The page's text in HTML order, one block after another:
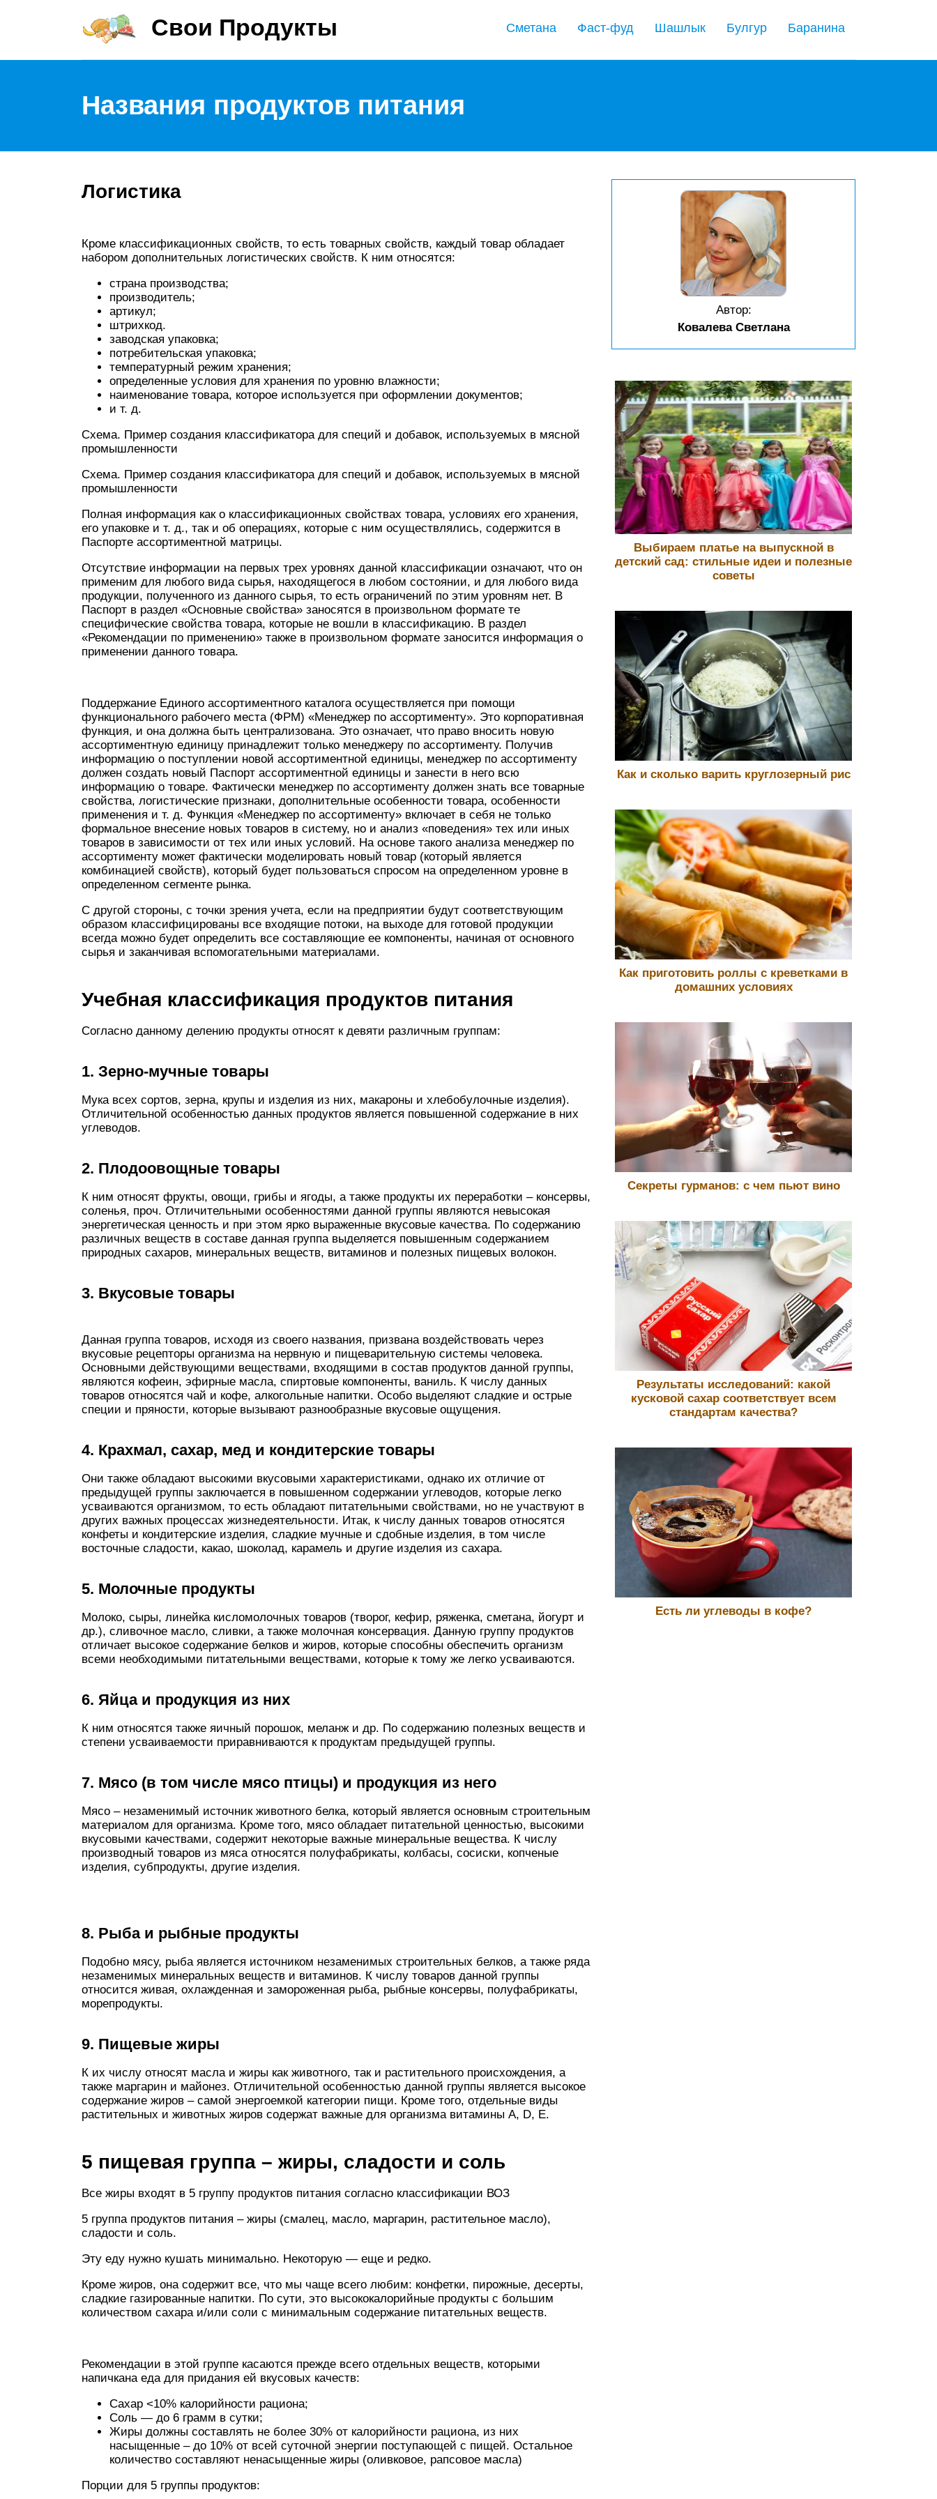
Свои Продукты Баранина
Булгур
Шашлык
Фаст-фуд
Сметана
Названия продуктов питания
Логистика
Кроме классификационных свойств, то есть товарных свойств, каждый товар обладает
набором дополнительных логистических свойств. К ним относятся:
страна производства;
производитель;
артикул;
штрихкод.
заводская упаковка;
потребительская упаковка;
температурный режим хранения;
определенные условия для хранения по уровню влажности;
наименование товара, которое используется при оформлении документов;
и т. д.
Схема. Пример создания классификатора для специй и добавок, используемых в мясной
промышленности
Схема. Пример создания классификатора для специй и добавок, используемых в мясной
промышленности
Полная информация как о классификационных свойствах товара, условиях его хранения,
его упаковке и т. д., так и об операциях, которые с ним осуществлялись, содержится в
Паспорте ассортиментной матрицы.
Отсутствие информации на первых трех уровнях данной классификации означают, что он
применим для любого вида сырья, находящегося в любом состоянии, и для любого вида
продукции, полученного из данного сырья, то есть ограничений по этим уровням нет. В
Паспорт в раздел «Основные свойства» заносятся в произвольном формате те
специфические свойства товара, которые не вошли в классификацию. В раздел
«Рекомендации по применению» также в произвольном формате заносится информация о
применении данного товара.
Поддержание Единого ассортиментного каталога осуществляется при помощи
функционального рабочего места (ФРМ) «Менеджер по ассортименту». Это корпоративная
функция, и она должна быть централизована. Это означает, что право вносить новую
ассортиментную единицу принадлежит только менеджеру по ассортименту. Получив
информацию о поступлении новой ассортиментной единицы, менеджер по ассортименту
должен создать новый Паспорт ассортиментной единицы и занести в него всю
информацию о товаре. Фактически менеджер по ассортименту должен знать все товарные
свойства, логистические признаки, дополнительные особенности товара, особенности
применения и т. д. Функция «Менеджер по ассортименту» включает в себя не только
формальное внесение новых товаров в систему, но и анализ «поведения» тех или иных
товаров в зависимости от тех или иных условий. На основе такого анализа менеджер по
ассортименту может фактически моделировать новый товар (который является
комбинацией свойств), который будет пользоваться спросом на определенном уровне в
определенном сегменте рынка.
С другой стороны, с точки зрения учета, если на предприятии будут соответствующим
образом классифицированы все входящие потоки, на выходе для готовой продукции
всегда можно будет определить все составляющие ее компоненты, начиная от основного
сырья и заканчивая вспомогательными материалами.
Учебная классификация продуктов питания
Согласно данному делению продукты относят к девяти различным группам:
1. Зерно-мучные товары
Мука всех сортов, зерна, крупы и изделия из них, макароны и хлебобулочные изделия).
Отличительной особенностью данных продуктов является повышенной содержание в них
углеводов.
2. Плодоовощные товары
К ним относят фрукты, овощи, грибы и ягоды, а также продукты их переработки – консервы,
соленья, проч. Отличительными особенностями данной группы являются невысокая
энергетическая ценность и при этом ярко выраженные вкусовые качества. По содержанию
различных веществ в составе данная группа выделяется повышенным содержанием
природных сахаров, минеральных веществ, витаминов и полезных пищевых волокон.
3. Вкусовые товары
Данная группа товаров, исходя из своего названия, призвана воздействовать через
вкусовые рецепторы организма на нервную и пищеварительную системы человека.
Основными действующими веществами, входящими в состав продуктов данной группы,
являются кофеин, эфирные масла, спиртовые компоненты, ваниль. К числу данных
товаров относятся чай и кофе, алкогольные напитки. Особо выделяют сладкие и острые
специи и пряности, которые вызывают разнообразные вкусовые ощущения.
4. Крахмал, сахар, мед и кондитерские товары
Они также обладают высокими вкусовыми характеристиками, однако их отличие от
предыдущей группы заключается в повышенном содержании углеводов, которые легко
усваиваются организмом, то есть обладают питательными свойствами, но не участвуют в
других важных процессах жизнедеятельности. Итак, к числу данных товаров относятся
конфеты и кондитерские изделия, сладкие мучные и сдобные изделия, в том числе
восточные сладости, какао, шоколад, карамель и другие изделия из сахара.
5. Молочные продукты
Молоко, сыры, линейка кисломолочных товаров (творог, кефир, ряженка, сметана, йогурт и
др.), сливочное масло, сливки, а также молочная консервация. Данную группу продуктов
отличает высокое содержание белков и жиров, которые способны обеспечить организм
всеми необходимыми питательными веществами, которые к тому же легко усваиваются.
6. Яйца и продукция из них
К ним относятся также яичный порошок, меланж и др. По содержанию полезных веществ и
степени усваиваемости приравниваются к продуктам предыдущей группы.
7. Мясо (в том числе мясо птицы) и продукция из него
Мясо – незаменимый источник животного белка, который является основным строительным
материалом для организма. Кроме того, мясо обладает питательной ценностью, высокими
вкусовыми качествами, содержит некоторые важные минеральные вещества. К числу
производный товаров из мяса относятся полуфабрикаты, колбасы, сосиски, копченые
изделия, субпродукты, другие изделия.
8. Рыба и рыбные продукты
Подобно мясу, рыба является источником незаменимых строительных белков, а также ряда
незаменимых минеральных веществ и витаминов. К числу товаров данной группы
относится живая, охлажденная и замороженная рыба, рыбные консервы, полуфабрикаты,
морепродукты.
9. Пищевые жиры
К их числу относят масла и жиры как животного, так и растительного происхождения, а
также маргарин и майонез. Отличительной особенностью данной группы является высокое
содержание жиров – самой энергоемкой категории пищи. Кроме того, отдельные виды
растительных и животных жиров содержат важные для организма витамины A, D, Е.
5 пищевая группа – жиры, сладости и соль
Все жиры входят в 5 группу продуктов питания согласно классификации ВОЗ
5 группа продуктов питания – жиры (смалец, масло, маргарин, растительное масло),
сладости и соль.
Эту еду нужно кушать минимально. Некоторую — еще и редко.
Кроме жиров, она содержит все, что мы чаще всего любим: конфетки, пирожные, десерты,
сладкие газированные напитки. По сути, это высококалорийные продукты с большим
количеством сахара и/или соли с минимальным содержание питательных веществ.
Рекомендации в этой группе касаются прежде всего отдельных веществ, которыми
напичкана еда для придания ей вкусовых качеств:
Сахар <10% калорийности рациона;
Соль — до 6 грамм в сутки;
Жиры должны составлять не более 30% от калорийности рациона, из них
насыщенные – до 10% от всей суточной энергии поступающей с пищей. Остальное
количество составляют ненасыщенные жиры (оливковое, рапсовое масла)
Порции для 5 группы продуктов:
Автор:
Ковалева Светлана
Выбираем платье на выпускной в
детский сад: стильные идеи и полезные
советы
Как и сколько варить круглозерный рис
Как приготовить роллы с креветками в
домашних условиях
Секреты гурманов: с чем пьют вино
Результаты исследований: какой
кусковой сахар соответствует всем
стандартам качества?
Есть ли углеводы в кофе?